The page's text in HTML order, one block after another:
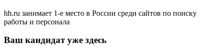
hh.ru занимает 1-е место в России среди сайтов по поиску
работы и персонала
Ваш кандидат уже здесь